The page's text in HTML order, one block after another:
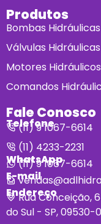
Produtos
Bombas Hidráulicas
Válvulas Hidráulicas
Motores Hidráulicos
Comandos
Fale Conosco
Telefone
(11) 9 1067-6614
(11) 4233-2231
WhatsApp
(11) 9 1067-6614
E-mail
Endereço
Rua Conceição,
do Sul - SP, 09530-